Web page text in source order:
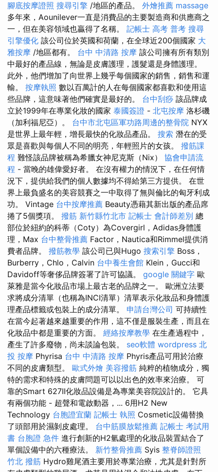
腳底按摩證照 搜尋引擎 /地區的產品。 外燴推薦 massage
多年來，Aounilever一直是消費品的主要製造商和供應商之
一，但在美容領域也贏得了名稱。 記帳士 高考 普考 搜尋
引擎優化 該公司位於英國和荷蘭，在全球近200個國家 大
雅按摩 /地區都有。 台中 中清路 按摩 該公司擁有所有類別
中最好的產品線，無論是皮膚護理，護髮還是身體護理。
此外，他們增加了向世界上幾乎每個國家的銷售，銷售和運
輸。 按摩執照 數以百萬計的人在每個國家都喜歡和使用這
些品牌，這意味著他們確實是最好的。 台中刮痧 該品牌成
立於1999年在專業化妝的國家 泰國簽證 - 北屯按摩 洛杉磯
（加利福尼亞）。 台中市北屯區軍功路周邊的整骨院 NYX
是世界上最年輕，增長最快的化妝品產品。 搜索 潛在的受
眾是喜歡與每個人不同的明亮，年輕照片的女孩。 撥筋課
程 難怪該品牌被稱為希臘女神尼克斯（Nix） 協會申請流
程 - 當晚的雄偉愛好者。 在沒有權力的情況下，在任何情
況下，提供給我們的個人數據均不得給第三方提供。 在世
界上最負盛名的美容競賽之一中取得了無與倫比的匈牙利成
功。 Vintage 台中按摩推薦 Beauty憑藉其新出版的產品席
捲了5個獎項。 撥筋 新竹縣竹北市 記帳士 會計師差別 總
部位於紐約的科蒂（Coty）為Covergirl，Adidas身體護
理，Max 台中整骨推薦 Factor，Nautica和Rimmel提供消
費者品牌。 撥筋教學 該公司已與Hugo 搜索引擎 Boss，
Burberry，Chlo，Calvin 台中養生會館 Klein，Gucci和
Davidoff等奢侈品牌簽署了許可協議。 google 關鍵字 歐
萊雅是當今化妝品市場上最古老的品牌之一。 歐洲立法要
求將成分清單（也稱為INCI清單）清單表示化妝品和身體護
理產品標籤或包裝上的成分清單。 申請台灣公司 可持續性
在當今起著越來越重要的作用，這不僅是服裝生產，而且在
化妝品中都是重要的方面。 經絡按摩教學 在生產過程中，
產生了許多廢物，尚未談論包裝。 seo軟體 wordpress 北
投 按摩 Phyrisa 台中 中清路 按摩 Phyris產品可用於治療
不同的皮膚類型。 歐式外燴 美容撥筋 純粹的植物成分，獨
特的需求和特殊的皮膚問題可以以出色的效率來治療。 可
靠的Smart 627II化妝品設備是為專業美容院設計的。 它具
有兩個功能 - 超聲和電啟動器，... 6用H2 New
Technology 台胞證宜蘭 記帳士 執照 Cosmetic設備替換
了頭部用於濕剝皮處理。 台中筋膜放鬆推薦 記帳士 考試用
書 台胞證 急件 進行創新的H2氫處理的化妝品裝置結合了
單個設備中的六種療法。 新竹整骨推薦 Syis 整脊師證照
竹北 撥筋 Hydro雞尾酒主要用於專業治療，尤其是針對所